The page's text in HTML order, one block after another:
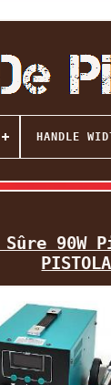
HANDLE
Sûre